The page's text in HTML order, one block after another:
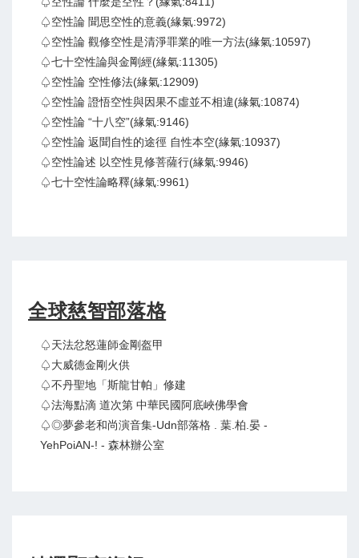
♤空性論 聞思空性的意義(緣氣:9972)
♤空性論 觀修空性是清淨罪業的唯一方法(緣氣:10597)
♤七十空性論與金剛經(緣氣:11305)
♤空性論 空性修法(緣氣:12909)
♤空性論 證悟空性與因果不虛並不相違(緣氣:10874)
♤空性論 “十八空”(緣氣:9146)
♤空性論 返聞自性的途徑 自性本空(緣氣:10937)
♤空性論述 以空性見修菩薩行(緣氣:9946)
♤七十空性論略釋(緣氣:9961)
全球慈智部落格
♤天法忿怒蓮師金剛盔甲
♤大威德金剛火供
♤不丹聖地「斯龍甘帕」修建
♤法海點滴 道次第 中華民國阿底峽佛學會
♤◎夢參老和尚演音集-Udn部落格 . 葉.柏.晏 -
YehPoiAN-! - 森林辦公室